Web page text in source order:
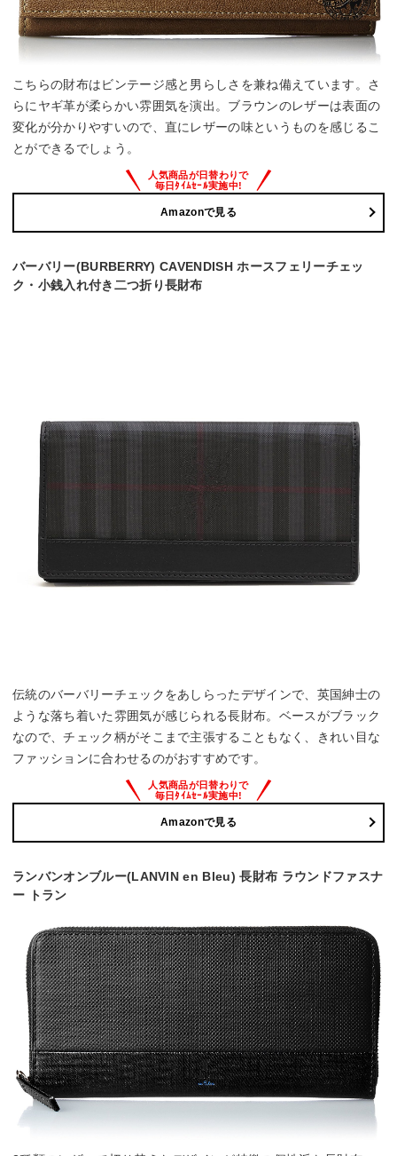
こちらの財布はビンテージ感と男らしさを兼ね備えています。さ
らにヤギ革が柔らかい雰囲気を演出。ブラウンのレザーは表面の
変化が分かりやすいので、直にレザーの味というものを感じるこ
とができるでしょう。
Amazonで見る
バーバリー(BURBERRY) CAVENDISH ホースフェリーチェッ
ク・小銭入れ付き二つ折り長財布
伝統のバーバリーチェックをあしらったデザインで、英国紳士の
ような落ち着いた雰囲気が感じられる長財布。ベースがブラック
なので、チェック柄がそこまで主張することもなく、きれい目な
ファッションに合わせるのがおすすめです。
Amazonで見る
ランバンオンブルー(LANVIN en Bleu) 長財布 ラウンドファスナ
ー トラン